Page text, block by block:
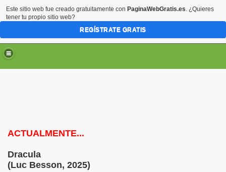
ACTUALMENTE...
Dracula
(Luc Besson, 2025)
Este sitio web fue creado gratuitamente con PaginaWebGratis.es. ¿Quieres
tener tu propio sitio web?
REGÍSTRATE GRATIS